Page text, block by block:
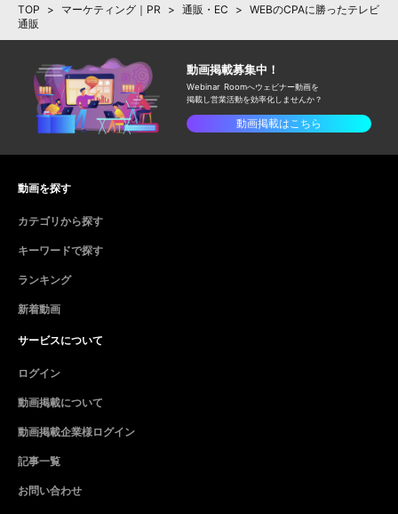
TOP > マーケティング｜PR > 通販・EC > WEBのCPAに勝ったテレビ
通販
動画掲載募集中！
Webinar Roomへウェビナー動画を
掲載し営業活動を効率化しませんか？
動画掲載はこちら
動画を探す
カテゴリから探す
キーワードで探す
ランキング
新着動画
サービスについて
ログイン
動画掲載について
動画掲載企業様ログイン
記事一覧
お問い合わせ